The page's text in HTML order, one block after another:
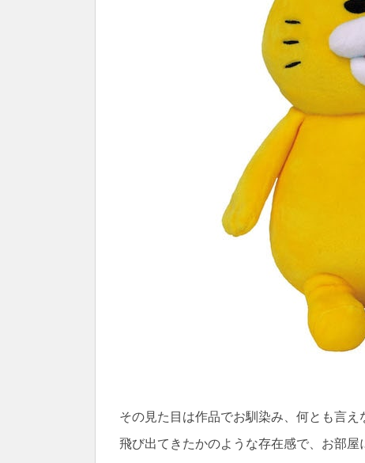
その見た目は作品でお馴染み、何とも言
飛び出てきたかのような存在感で、お部